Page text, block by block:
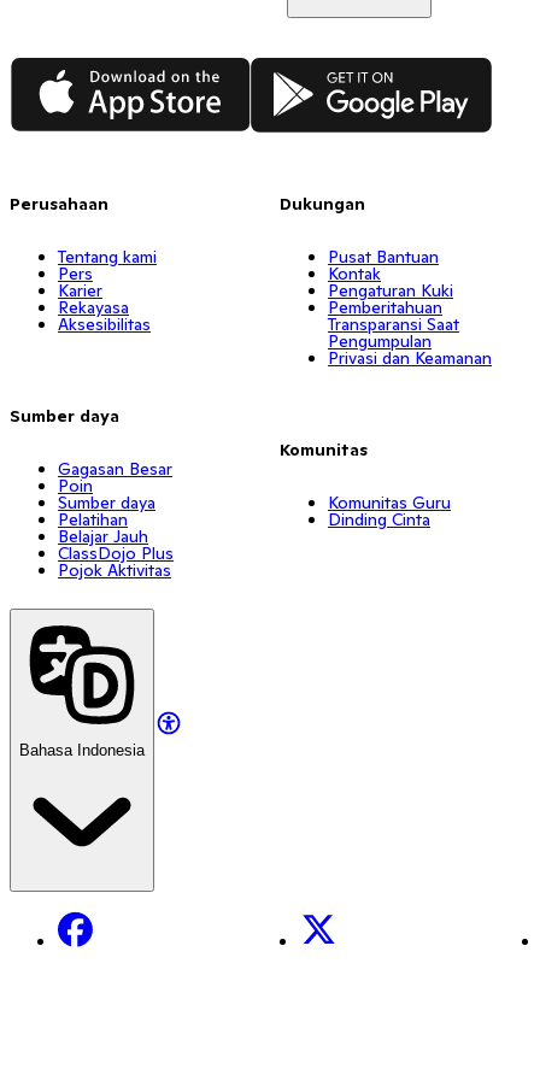
App Store Google Play
Perusahaan
Tentang kami
Pers
Karier
Rekayasa
Aksesibilitas
Sumber daya
Gagasan Besar
Poin
Sumber daya
Pelatihan
Belajar Jauh
ClassDojo Plus
Pojok Aktivitas
Dukungan
Pusat Bantuan
Kontak
Pengaturan Kuki
Pemberitahuan
Transparansi Saat
Pengumpulan
Privasi dan Keamanan
Komunitas
Komunitas Guru
Dinding Cinta
Bahasa Indonesia
Facebook X